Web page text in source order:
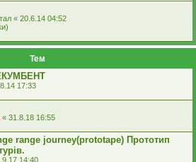
« 20.6.14 04:52
Тем
17:33
« 31.8.18 16:55
range journey(prototape) Прототип
14:40